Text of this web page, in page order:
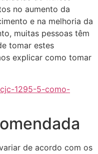
no aumento da
e na melhoria da
muitas pessoas têm
tomar estes
explicar como tomar
1295-5-como-
de acordo com os